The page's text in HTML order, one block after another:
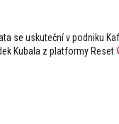
se uskuteční v podniku
Kubala z platformy Reset